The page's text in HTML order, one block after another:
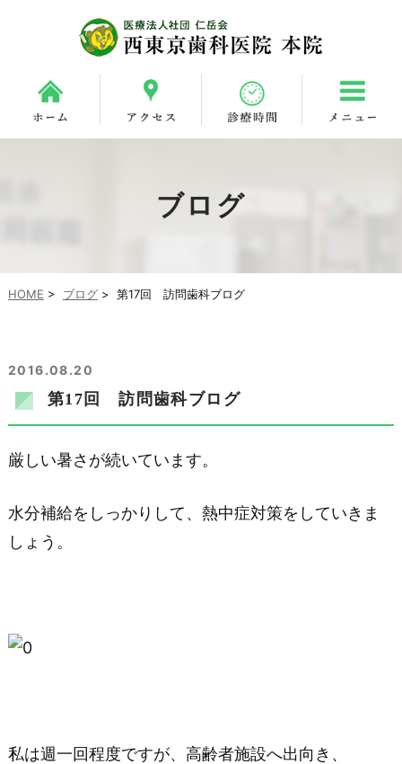
ブログ
HOME > ブログ> 第17回 訪問歯科ブログ
2016.08.20
第17回 訪問歯科ブログ
厳しい暑さが続いています。
水分補給をしっかりして、熱中症対策をしていきま
しょう。
私は週一回程度ですが、高齢者施設へ出向き、